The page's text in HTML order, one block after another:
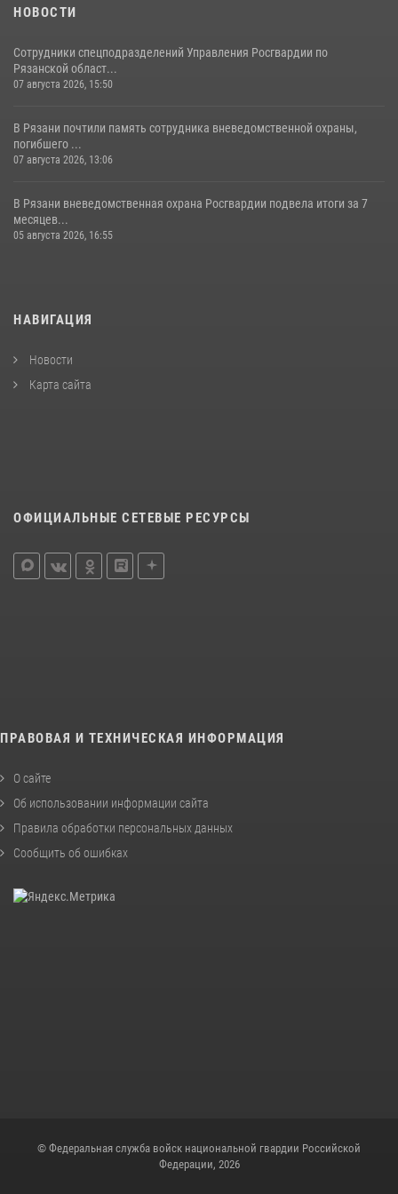
НОВОСТИ
Сотрудники спецподразделений Управления Росгвардии по
Рязанской област...
07 августа 2026, 15:50
В Рязани почтили память сотрудника вневедомственной охраны,
погибшего ...
07 августа 2026, 13:06
В Рязани вневедомственная охрана Росгвардии подвела итоги за 7
месяцев...
05 августа 2026, 16:55
НАВИГАЦИЯ
Новости
Карта сайта
ОФИЦИАЛЬНЫЕ СЕТЕВЫЕ РЕСУРСЫ
ПРАВОВАЯ И ТЕХНИЧЕСКАЯ ИНФОРМАЦИЯ
О сайте
Об использовании информации сайта
Правила обработки персональных данных
Сообщить об ошибках
© Федеральная служба войск национальной гвардии Российской
Федерации, 2026